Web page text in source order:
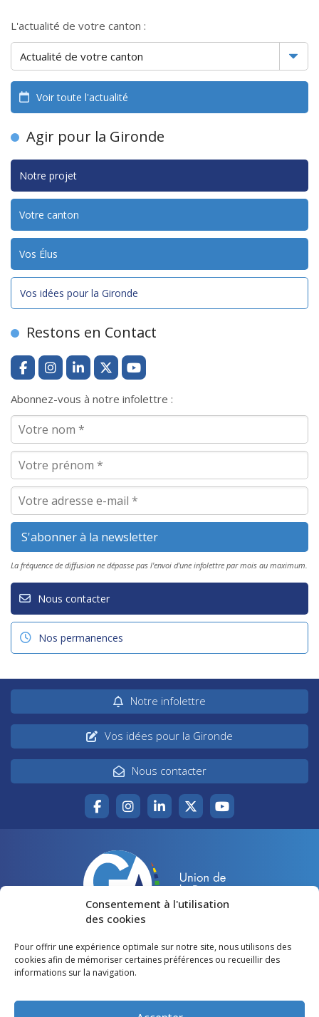
Consentement à l'utilisation
des cookies
Pour offrir une expérience optimale sur notre site, nous utilisons des
cookies afin de mémoriser certaines préférences ou recueillir des
informations sur la navigation.
L'actualité de votre canton :
Voir toute l'actualité
Agir pour la Gironde
Notre projet
Votre canton
Vos Élus
Vos idées pour la Gironde
Restons en Contact
Abonnez-vous à notre infolettre :
La fréquence de diffusion ne dépasse pas l'envoi d'une infolettre par mois au maximum.
Nous contacter
Nos permanences
Notre infolettre
Vos idées pour la Gironde
Nous contacter
Accueil
Votre canton
Lire et voir
Agir pour la Gironde
Restons en contact